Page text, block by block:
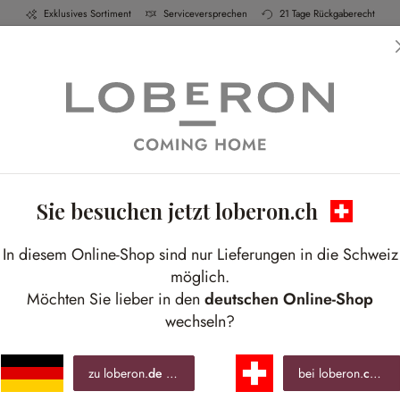
Exklusives Sortiment Serviceversprechen 21 Tage Rückgaberecht
Küche Schlafen Bad
Sie besuchen jetzt loberon.ch
In diesem Online-Shop sind nur Lieferungen in die Schweiz
möglich.
Möchten Sie lieber in den deutschen Online-Shop
wechseln?
zu loberon.de bei loberon.ch